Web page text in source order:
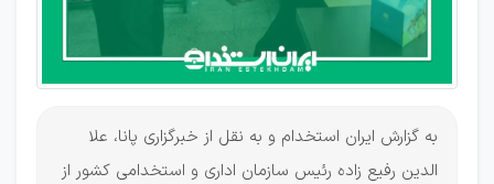
به گزارش ایران استخدام و به نقل از خبرگزاری پانا، علا
الدین رفیع زاده رئیس سازمان اداری و استخدامی کشور از